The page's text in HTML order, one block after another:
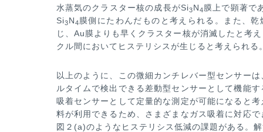
水蒸気のクラスター核の成長がSi3N4膜上で顕著で
Si3N4膜側にたわんだものと考えられる。また、
じ、Au膜よりも早くクラスター核が消滅したと考
クル間においてヒステリシスが生じると考えられる
以上のように、この微細カンチレバー型センサー
ルタイムで検出できる差動型センサーとして機能す
吸着センサーとして定量的な測定が可能になると
料が利用できるため、さまざまなガス吸着に対応
図２(a)のようなヒステリシス低減の課題があ る。